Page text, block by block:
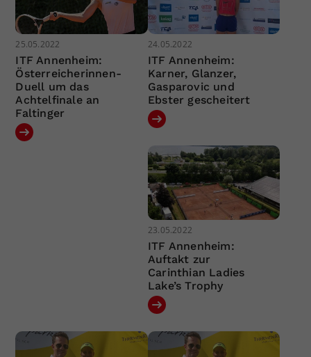
25.05.2022
ITF Annenheim:
Österreicherinnen-
Duell um das
Achtelfinale an
Faltinger
24.05.2022
ITF Annenheim:
Karner, Glanzer,
Gasparovic und
Ebster gescheitert
23.05.2022
ITF Annenheim:
Auftakt zur
Carinthian Ladies
Lake’s Trophy